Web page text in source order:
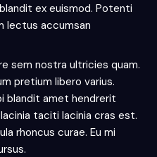
ex euismod. Potenti
lectus accumsan
sem nostra ultricies quam.
pretium libero varius.
blandit amet hendrerit
taciti lacinia cras est.
rhoncus curae. Eu mi